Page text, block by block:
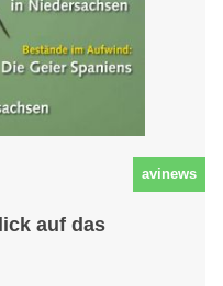
avinews
auf das